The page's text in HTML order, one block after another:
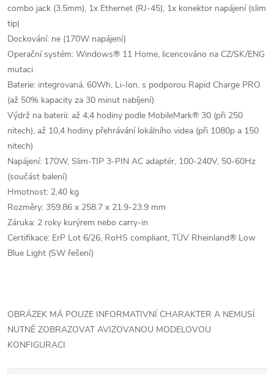
combo jack (3.5mm), 1x Ethernet (RJ-45), 1x konektor napájení (slim
tip)
Dockování: ne (170W napájení)
Operační systém: Windows® 11 Home, licencováno na CZ/SK/ENG
mutaci
Baterie: integrovaná, 60Wh, Li-Ion, s podporou Rapid Charge PRO
(až 50% kapacity za 30 minut nabíjení)
Výdrž na baterii: až 4,4 hodiny podle MobileMark® 30 (při 250
nitech), až 10,4 hodiny přehrávání lokálního videa (při 1080p a 150
nitech)
Napájení: 170W, Slim-TIP 3-PIN AC adaptér, 100-240V, 50-60Hz
(součást balení)
Hmotnost: 2,40 kg
Rozměry: 359.86 x 258.7 x 21.9-23.9 mm
Záruka: 2 roky kurýrem nebo carry-in
Certifikace: ErP Lot 6/26, RoHS compliant, TÜV Rheinland® Low
Blue Light (SW řešení)
OBRÁZEK MÁ POUZE INFORMATIVNÍ CHARAKTER A NEMUSÍ
NUTNĚ ZOBRAZOVAT AVIZOVANOU MODELOVOU
KONFIGURACI